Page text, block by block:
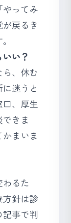
ってみ
戻るき
い？
、休む
迷うと
、厚生
きま
まいま
るた
方針は診
事で判